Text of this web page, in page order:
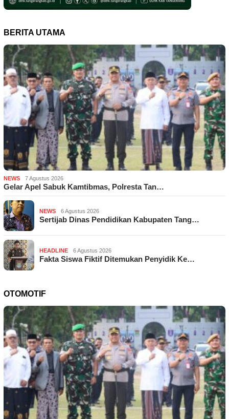
BERITA UTAMA
NEWS 7 Agustus 2026
Gelar Apel Sabuk Kamtibmas, Polresta Tan…
NEWS 6 Agustus 2026
Sertijab Dinas Pendidikan Kabupaten Tang…
HEADLINE 6 Agustus 2026
Fakta Siswa Fiktif Ditemukan Penyidik Ke…
OTOMOTIF